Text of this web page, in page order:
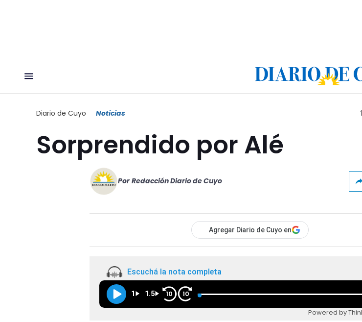
Diario de Cuyo Noticias
Sorprendido por Alé
Por Redacción Diario de Cuyo
Agregar Diario de Cuyo en
Escuchá la nota completa
1 1.5 10 10
Powered by